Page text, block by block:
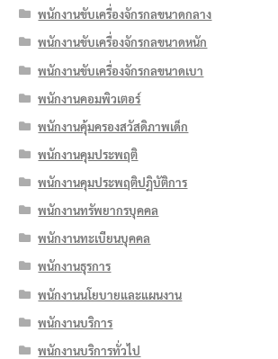
พนักงานขับเครื่องจักรกลขนาดกลาง
พนักงานขับเครื่องจักรกลขนาดหนัก
พนักงานขับเครื่องจักรกลขนาดเบา
พนักงานคอมพิวเตอร์
พนักงานคุ้มครองสวัสดิภาพเด็ก
พนักงานคุมประพฤติ
พนักงานคุมประพฤติปฏิบัติการ
พนักงานทรัพยากรบุคคล
พนักงานทะเบียนบุคคล
พนักงานธุรการ
พนักงานนโยบายและแผนงาน
พนักงานบริการ
พนักงานบริการทั่วไป